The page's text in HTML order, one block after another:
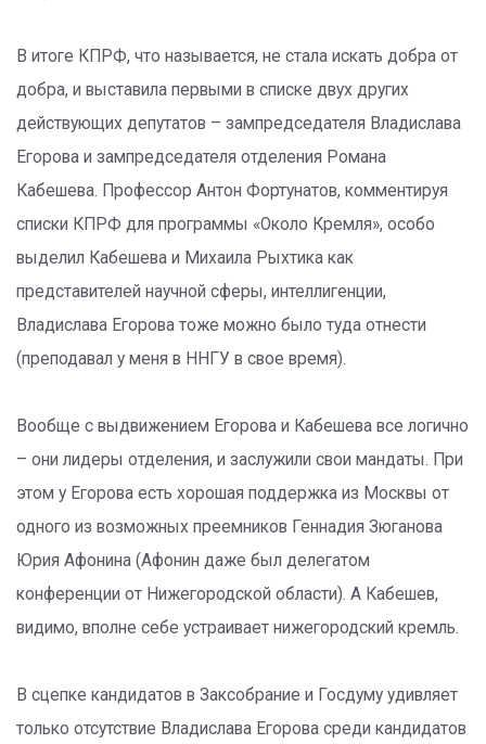
В итоге КПРФ, что называется, не стала искать добра от
добра, и выставила первыми в списке двух других
действующих депутатов – зампредседателя Владислава
Егорова и зампредседателя отделения Романа
Кабешева. Профессор Антон Фортунатов, комментируя
списки КПРФ для программы «Около Кремля», особо
выделил Кабешева и Михаила Рыхтика как
представителей научной сферы, интеллигенции,
Владислава Егорова тоже можно было туда отнести
(преподавал у меня в ННГУ в свое время).
Вообще с выдвижением Егорова и Кабешева все логично
– они лидеры отделения, и заслужили свои мандаты. При
этом у Егорова есть хорошая поддержка из Москвы от
одного из возможных преемников Геннадия Зюганова
Юрия Афонина (Афонин даже был делегатом
конференции от Нижегородской области). А Кабешев,
видимо, вполне себе устраивает нижегородский кремль.
В сцепке кандидатов в Заксобрание и Госдуму удивляет
только отсутствие Владислава Егорова среди кандидатов